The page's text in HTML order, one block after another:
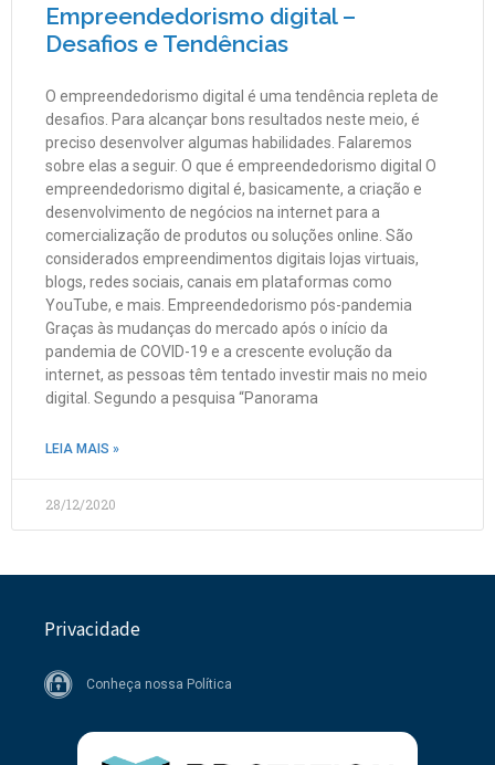
Empreendedorismo digital –
Desafios e Tendências
O empreendedorismo digital é uma tendência repleta de
desafios. Para alcançar bons resultados neste meio, é
preciso desenvolver algumas habilidades. Falaremos
sobre elas a seguir. O que é empreendedorismo digital O
empreendedorismo digital é, basicamente, a criação e
desenvolvimento de negócios na internet para a
comercialização de produtos ou soluções online. São
considerados empreendimentos digitais lojas virtuais,
blogs, redes sociais, canais em plataformas como
YouTube, e mais. Empreendedorismo pós-pandemia
Graças às mudanças do mercado após o início da
pandemia de COVID-19 e a crescente evolução da
internet, as pessoas têm tentado investir mais no meio
digital. Segundo a pesquisa “Panorama
LEIA MAIS »
28/12/2020
Privacidade
Conheça nossa Política